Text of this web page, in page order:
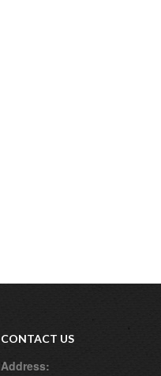
CONTACT US
Address: